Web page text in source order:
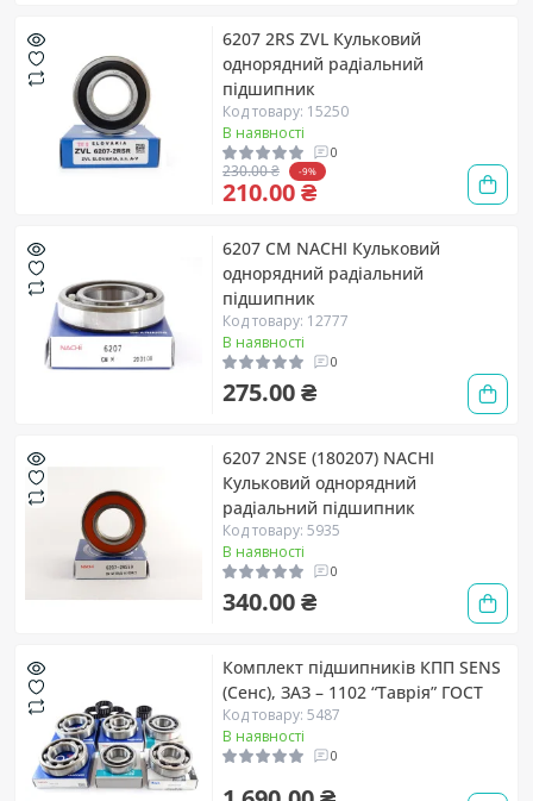
6207 2RS ZVL Кульковий
однорядний радіальний
підшипник
Код товару: 15250
В наявності
0
230.00 ₴ -9%
210.00 ₴
6207 CM NACHI Кульковий
однорядний радіальний
підшипник
Код товару: 12777
В наявності
0
275.00 ₴
6207 2NSE (180207) NACHI
Кульковий однорядний
радіальний підшипник
Код товару: 5935
В наявності
0
340.00 ₴
Комплект підшипників КПП SENS
(Сенс), ЗАЗ – 1102 “Таврія” ГОСТ
Код товару: 5487
В наявності
0